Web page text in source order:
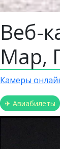
Веб-
Мар,
Камеры
✈ Авиабилеты